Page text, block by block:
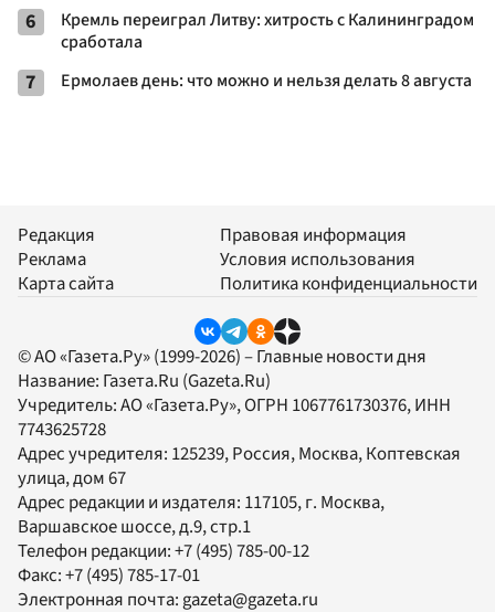
6
Кремль переиграл Литву: хитрость с Калининградом
сработала
7 Ермолаев день: что можно и нельзя делать 8 августа
Редакция
Реклама
Карта сайта
Правовая информация
Условия использования
Политика конфиденциальности
© АО «Газета.Ру» (1999-2026) – Главные новости дня
Название: Газета.Ru (Gazeta.Ru)
Учредитель:АО «Газета.Ру», ОГРН 1067761730376, ИНН
7743625728
Адрес учредителя: 125239, Россия, Москва, Коптевская
улица, дом 67
Адрес редакции и издателя: 117105, г. Москва,
Варшавское шоссе, д.9, стр.1
Телефон редакции:+7 (495) 785-00-12
Факс:+7 (495) 785-17-01
Электронная почта:gazeta@gazeta.ru